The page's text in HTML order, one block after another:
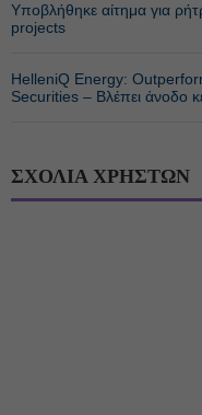
Υποβλήθηκε αίτημα για
projects
HelleniQ Energy:
Securities – Βλέπει άνοδο
ΣΧΟΛΙΑ ΧΡΗΣΤΩΝ